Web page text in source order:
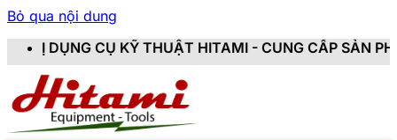
Bỏ qua nội dung
THUẬT HITAMI - CUNG CẤP SẢN PHẨM CHÍNH